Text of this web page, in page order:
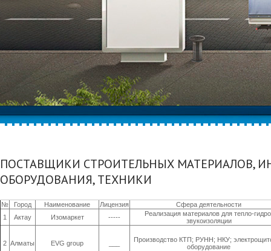
ПОСТАВЩИКИ СТРОИТЕЛЬНЫХ МАТЕРИАЛОВ,
ОБОРУДОВАНИЯ, ТЕХНИКИ
№ Город Наименование Лицензия
Сфера деятельности
1
Актау Изомаркет -----
Реализация материалов для тепло-
звукоизоляции
2 Алматы EVG group
Производство КТП; РУНН; НКУ;
оборудование